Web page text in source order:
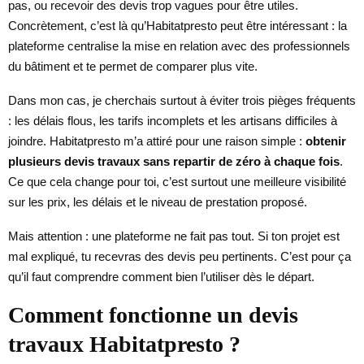
pas, ou recevoir des devis trop vagues pour être utiles.
Concrètement, c’est là qu’Habitatpresto peut être intéressant : la
plateforme centralise la mise en relation avec des professionnels
du bâtiment et te permet de comparer plus vite.
Dans mon cas, je cherchais surtout à éviter trois pièges fréquents
: les délais flous, les tarifs incomplets et les artisans difficiles à
joindre. Habitatpresto m’a attiré pour une raison simple : obtenir
plusieurs devis travaux sans repartir de zéro à chaque fois.
Ce que cela change pour toi, c’est surtout une meilleure visibilité
sur les prix, les délais et le niveau de prestation proposé.
Mais attention : une plateforme ne fait pas tout. Si ton projet est
mal expliqué, tu recevras des devis peu pertinents. C’est pour ça
qu’il faut comprendre comment bien l’utiliser dès le départ.
Comment fonctionne un devis
travaux Habitatpresto ?